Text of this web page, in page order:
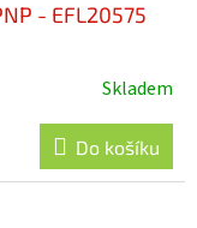
- EFL20575
Skladem
Do košíku